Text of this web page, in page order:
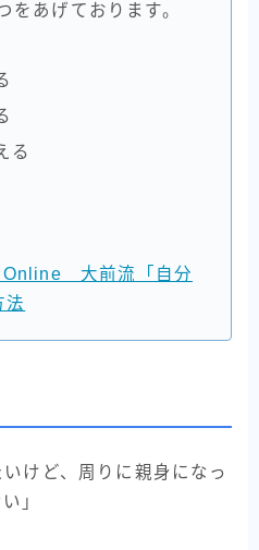
をあげております。
る
Online 大前流「自分
法
けど、周りに親身になっ
」